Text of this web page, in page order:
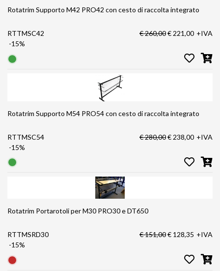
Rotatrim Supporto M42 PRO42 con cesto di raccolta integrato
RTTMSC42
-15%
€ 260,00€ 221,00 +IVA
Rotatrim Supporto M54 PRO54 con cesto di raccolta integrato
RTTMSC54
-15%
€ 280,00€ 238,00 +IVA
Rotatrim Portarotoli per M30 PRO30 e DT650
RTTMSRD30
-15%
€ 151,00€ 128,35 +IVA